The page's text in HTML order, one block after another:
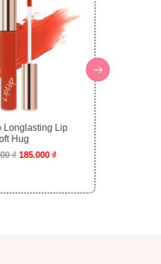
Longlasting Lip
Hug
₫ 185.000 ₫